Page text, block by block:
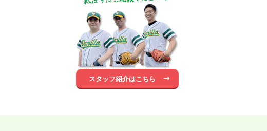
スタッフ紹介はこちら